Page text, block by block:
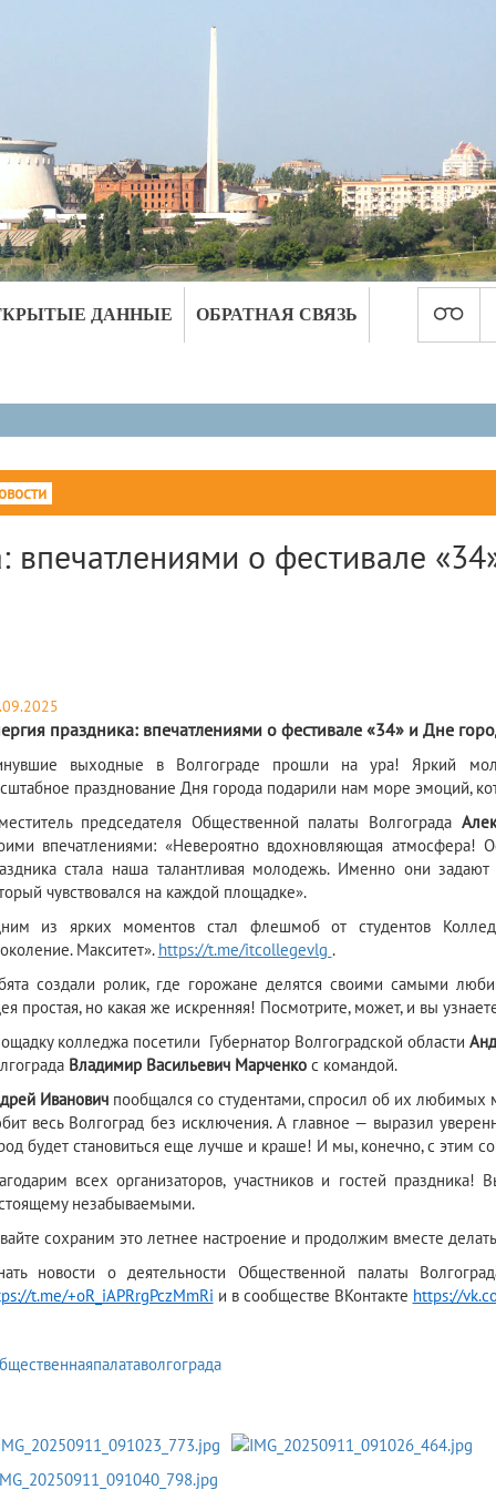
ДАННЫЕ ОБРАТНАЯ СВЯЗЬ
впечатлениями о фестивале
праздника: впечатлениями о фестивале «34» и Дне
выходные в Волгограде прошли на ура! Яркий
празднование Дня города подарили нам море эмоций,
председателя Общественной палаты Волгограда
впечатлениями: «Невероятно вдохновляющая атмосфера!
стала наша талантливая молодежь. Именно они
чувствовался на каждой площадке».
из ярких моментов стал флешмоб от студентов
Макситет». https://t.me/itcollegevlg .
создали ролик, где горожане делятся своими самыми
простая, но какая же искренняя! Посмотрите, может, и вы
колледжа посетили Губернатор Волгоградской области
Владимир Васильевич Марченкос командой.
Ивановичпообщался со студентами, спросил об их любимых
весь Волгоград без исключения. А главное — выразил
будет становиться еще лучше и краше! И мы, конечно, с этим
всех организаторов, участников и гостей
незабываемыми.
сохраним это летнее настроение и продолжим вместе
новости о деятельности Общественной палаты
t.me/+oR_iAPRrgPczMmRi и в сообществе ВКонтакте https://